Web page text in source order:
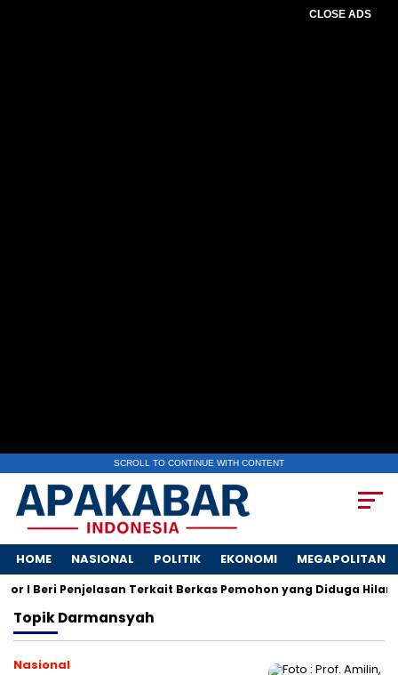
CLOSE ADS
SCROLL TO CONTINUE WITH CONTENT
HOME NASIONAL POLITIK EKONOMI MEGAPOLITAN
I Beri Penjelasan Terkait Berkas Pemohon yang Diduga Hilang
TopikDarmansyah
Nasional